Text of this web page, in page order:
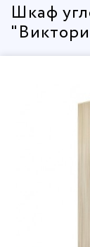
Шкаф